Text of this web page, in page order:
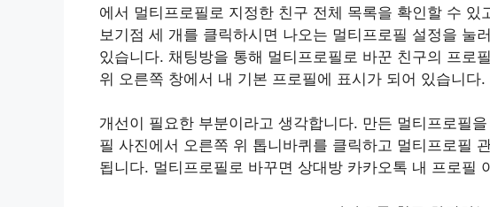
에서 멀티프로필로 지정한 친구 전체 목록을 확인할 수 있
보기점 세 개를 클릭하시면 나오는 멀티프로필 설정을 눌
있습니다. 채팅방을 통해 멀티프로필로 바꾼 친구의 프로
위 오른쪽 창에서 내 기본 프로필에 표시가 되어 있습니다.
개선이 필요한 부분이라고 생각합니다. 만든 멀티프로필
필 사진에서 오른쪽 위 톱니바퀴를 클릭하고 멀티프로필
됩니다. 멀티프로필로 바꾸면 상대방 카카오톡 내 프로필